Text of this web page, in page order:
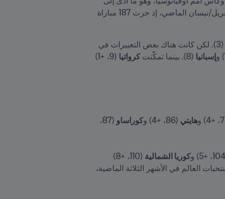
إسبانيا (8). بينما تمكّنت كرواتيا
هايتي (86، +4) و كوراساو
كوريا الشمالية